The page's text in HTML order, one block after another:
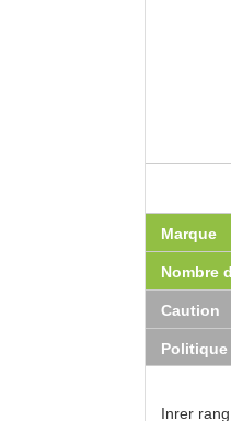
Marque
Nombre
Caution
Inrer